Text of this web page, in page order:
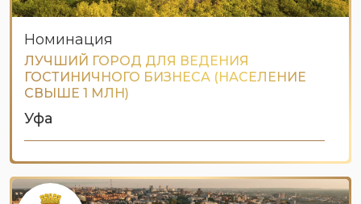
Номинация
ЛУЧШИЙ ГОРОД ДЛЯ ВЕДЕНИЯ
ГОСТИНИЧНОГО БИЗНЕСА (НАСЕЛЕНИЕ
СВЫШЕ 1 МЛН)
Уфа